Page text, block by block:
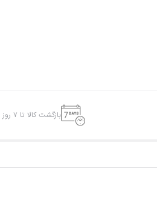
بازگشت کالا تا ۷ روز طبق شرایط مرجوعی